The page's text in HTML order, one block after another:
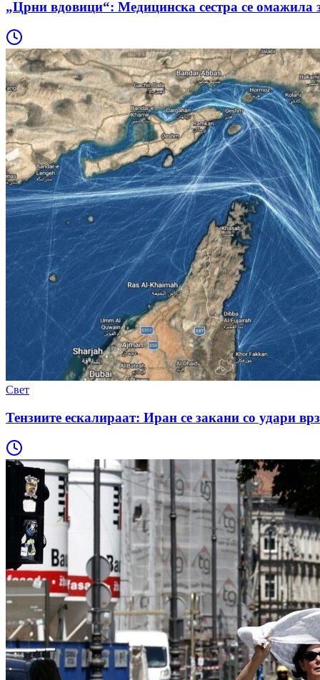
„Црни вдовици“: Медицинска сестра се омажила
Свет
Тензиите ескалираат: Иран се закани со удари